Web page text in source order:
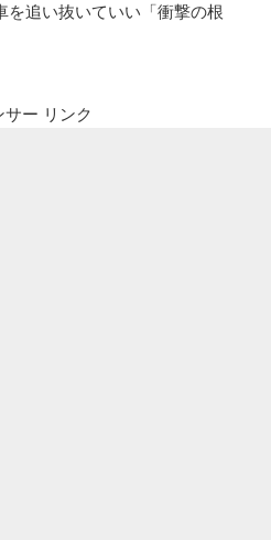
を追い抜いていい「衝撃の根
サー リンク